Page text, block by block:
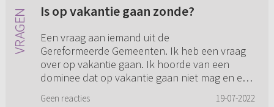
Is op vakantie gaan zonde?
Een vraag aan iemand uit de
Gereformeerde Gemeenten. Ik heb een vraag
over op vakantie gaan. Ik hoorde van een
dominee dat op vakantie gaan niet mag en een
Geen reacties 19-07-2022